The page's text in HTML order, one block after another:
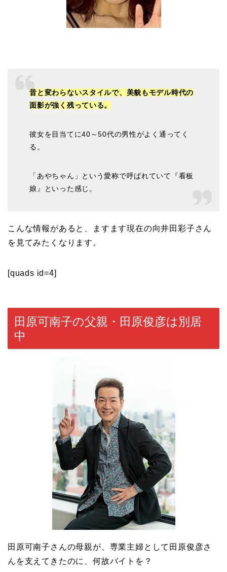
昔と変わらないスタイルで、美貌もモデル時代の
面影が強く残っている。
彼女を目当てに40～50代の男性がよく通ってく
る。
「あやちゃん」という愛称で呼ばれていて『看板
娘』といった感じ。
こんな情報があると、ますます現在の向井田彩子さん
を見てみたくなります。
[quads id=4]
田原可南子の父親・田原俊彦は別居
中
田原可南子さんの母親が、専業主婦として田原俊彦さ
んを支えてきたのに、何故バイトを？